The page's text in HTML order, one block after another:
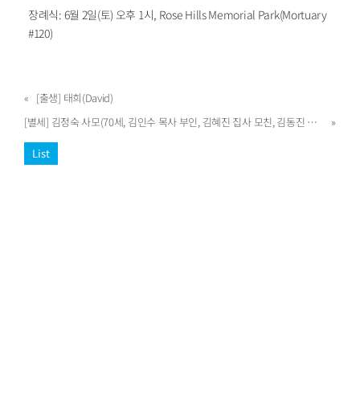
장례식: 6월 2일(토) 오후 1시, Rose Hills Memorial Park(Mortuary
#120)
« [출생] 태희(David)
[별세] 김정숙 사모(70세, 김인수 목사 부인, 김혜진 집사 모친, 김동진 집사 장모, 뉴빌 NN02)
»
List